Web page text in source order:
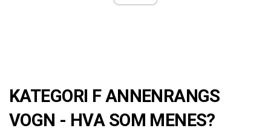
KATEGORI F ANNENRANGS
VOGN - HVA SOM MENES?